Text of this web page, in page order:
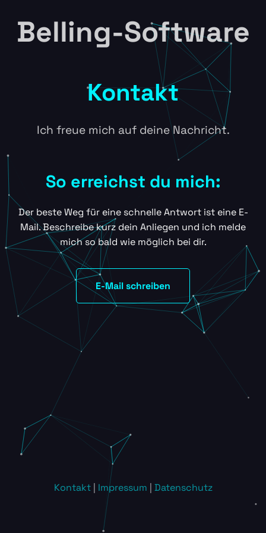
Belling-Software
Kontakt
Ich freue mich auf deine Nachricht.
So erreichst du mich:
Der beste Weg für eine schnelle Antwort ist eine E-
Mail. Beschreibe kurz dein Anliegen und ich melde
mich so bald wie möglich bei dir.
E-Mail schreiben
Kontakt| Impressum Datenschutz